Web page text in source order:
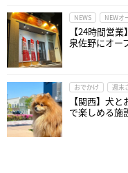
NEWS NEWオ
【24時間営
泉佐野にオー
おでかけ 週末
【関西】犬
で楽しめる施